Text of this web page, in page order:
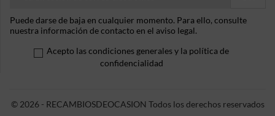
Puede darse de baja en cualquier momento. Para ello, consulte
nuestra información de contacto en el aviso legal.
Acepto las condiciones generales y la política de
confidencialidad
© 2026 - RECAMBIOSDEOCASION Todos los derechos reservados